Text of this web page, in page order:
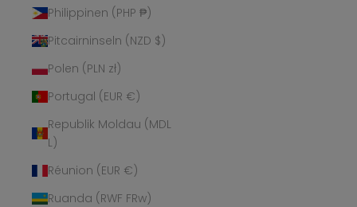
Philippinen (PHP ₱)
Pitcairninseln (NZD $)
Polen (PLN zł)
Portugal (EUR €)
Republik Moldau (MDL
L)
Réunion (EUR €)
Ruanda (RWF FRw)